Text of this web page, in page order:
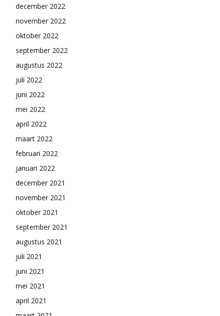
december 2022
november 2022
oktober 2022
september 2022
augustus 2022
juli 2022
juni 2022
mei 2022
april 2022
maart 2022
februari 2022
januari 2022
december 2021
november 2021
oktober 2021
september 2021
augustus 2021
juli 2021
juni 2021
mei 2021
april 2021